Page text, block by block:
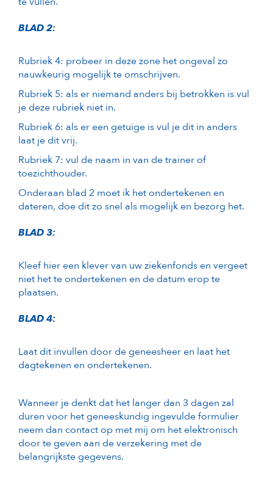
BLAD 2:
Rubriek 4: probeer in deze zone het ongeval zo
nauwkeurig mogelijk te omschrijven.
Rubriek 5: als er niemand anders bij betrokken is vul
je deze rubriek niet in.
Rubriek 6: als er een getuige is vul je dit in anders
laat je dit vrij.
Rubriek 7: vul de naam in van de trainer of
toezichthouder.
Onderaan blad 2 moet ik het ondertekenen en
dateren, doe dit zo snel als mogelijk en bezorg het.
BLAD 3:
Kleef hier een klever van uw ziekenfonds en vergeet
niet het te ondertekenen en de datum erop te
plaatsen.
BLAD 4:
Laat dit invullen door de geneesheer en laat het
dagtekenen en ondertekenen.
Wanneer je denkt dat het langer dan 3 dagen zal
duren voor het geneeskundig ingevulde formulier
neem dan contact op met mij om het elektronisch
door te geven aan de verzekering met de
belangrijkste gegevens.